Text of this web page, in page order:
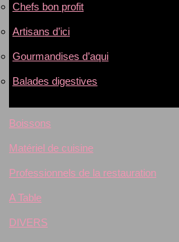
Chefs bon profit
Artisans d’ici
Gourmandises d’aqui
Balades digestives
Boissons
Matériel de cuisine
Professionnels de la restauration
A Table
DIVERS